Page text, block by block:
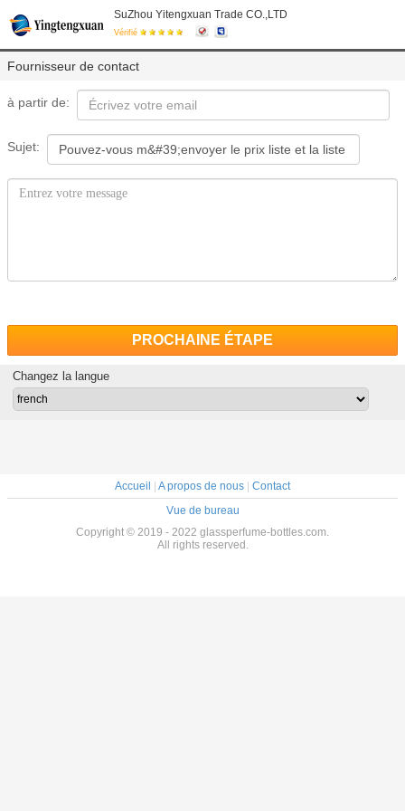
SuZhou Yitengxuan Trade CO.,LTD
Vérifié
Fournisseur de contact
à partir de:
Sujet:
PROCHAINE ÉTAPE
Changez la langue
Accueil A propos de nous
Contact
Vue de bureau
Copyright © 2019 - 2022 glassperfume-bottles.com.
All rights reserved.